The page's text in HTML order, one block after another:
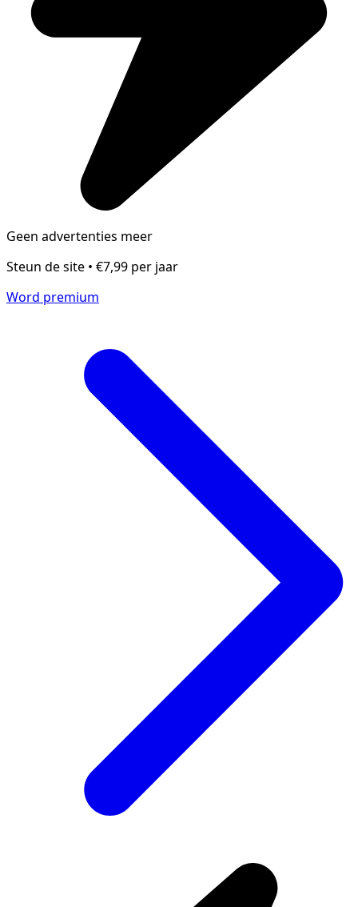
Geen advertenties meer
Steun de site • €7,99 per jaar
Word premium